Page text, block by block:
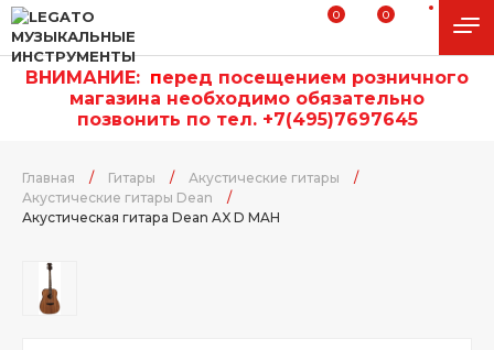
0 0
ВНИМАНИЕ: перед посещением розничного
магазина необходимо обязательно
позвонить по тел. +7(495)7697645
Главная / Гитары / Акустические гитары
/
Акустические гитары Dean
/
Акустическая гитара Dean AX D MAH